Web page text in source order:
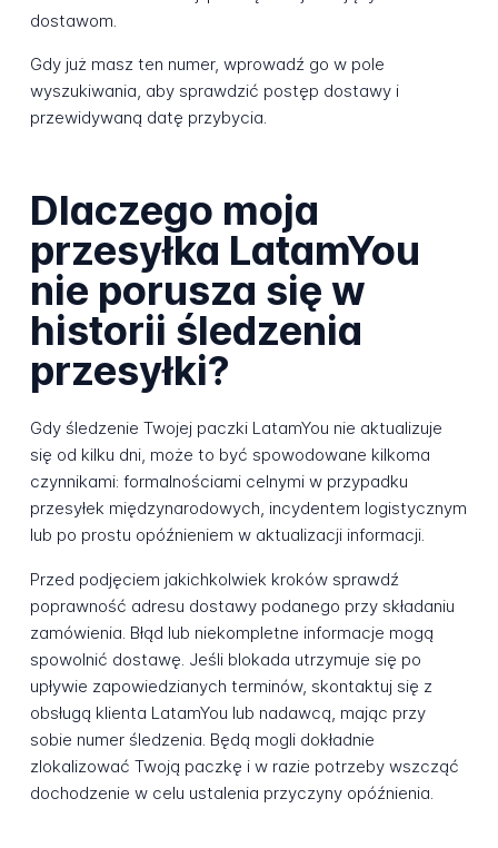
dostawom.
Gdy już masz ten numer, wprowadź go w pole
wyszukiwania, aby sprawdzić postęp dostawy i
przewidywaną datę przybycia.
Dlaczego moja
przesyłka LatamYou
nie porusza się w
historii śledzenia
przesyłki?
Gdy śledzenie Twojej paczki LatamYou nie aktualizuje
się od kilku dni, może to być spowodowane kilkoma
czynnikami: formalnościami celnymi w przypadku
przesyłek międzynarodowych, incydentem logistycznym
lub po prostu opóźnieniem w aktualizacji informacji.
Przed podjęciem jakichkolwiek kroków sprawdź
poprawność adresu dostawy podanego przy składaniu
zamówienia. Błąd lub niekompletne informacje mogą
spowolnić dostawę. Jeśli blokada utrzymuje się po
upływie zapowiedzianych terminów, skontaktuj się z
obsługą klienta LatamYou lub nadawcą, mając przy
sobie numer śledzenia. Będą mogli dokładnie
zlokalizować Twoją paczkę i w razie potrzeby wszcząć
dochodzenie w celu ustalenia przyczyny opóźnienia.